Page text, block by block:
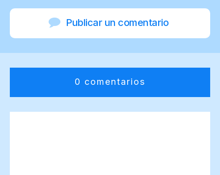
Publicar un comentario
0 comentarios